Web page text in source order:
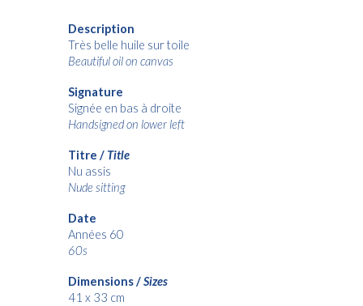
Description
Très belle huile sur toile
Beautiful oil on canvas
Signature
Signée en bas à droite
Handsigned on lower left
Titre / Title
Nu assis
Nude sitting
Date
Années 60
60s
Dimensions /Sizes
41 x 33 cm